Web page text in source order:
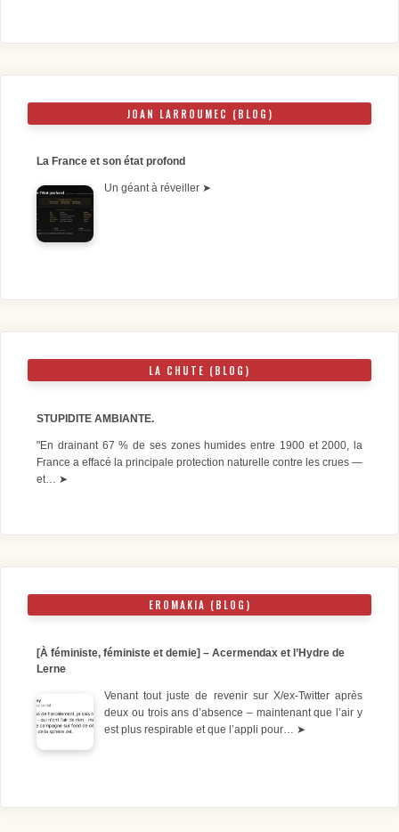
JOAN LARROUMEC (BLOG)
La France et son état profond
Un géant à réveiller ➤
LA CHUTE (BLOG)
STUPIDITE AMBIANTE.
"En drainant 67 % de ses zones humides entre 1900 et 2000, la
France a effacé la principale protection naturelle contre les crues —
et… ➤
EROMAKIA (BLOG)
[À féministe, féministe et demie] – Acermendax et l’Hydre de
Lerne
Venant tout juste de revenir sur X/ex-Twitter après
deux ou trois ans d’absence – maintenant que l’air y
est plus respirable et que l’appli pour… ➤